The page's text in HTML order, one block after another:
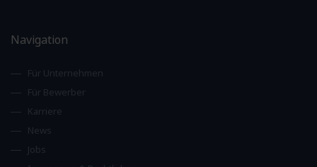
Navigation
Für Unternehmen
Für Bewerber
Karriere
News
Jobs